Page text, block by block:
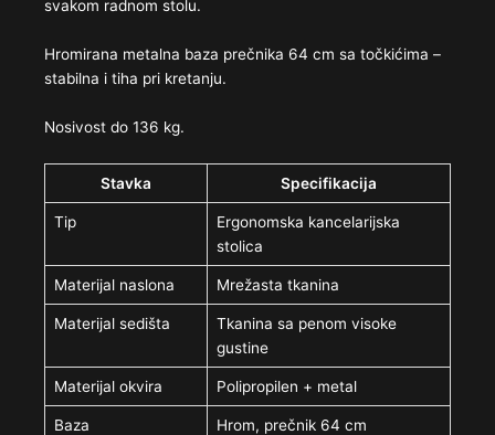
svakom radnom stolu.
Hromirana metalna baza prečnika 64 cm sa točkićima –
stabilna i tiha pri kretanju.
Nosivost do 136 kg.
Stavka Specifikacija
Tip
Ergonomska kancelarijska
stolica
Materijal naslona Mrežasta tkanina
Materijal sedišta
Tkanina sa penom visoke
gustine
Materijal okvira Polipropilen + metal
Baza Hrom, prečnik 64 cm